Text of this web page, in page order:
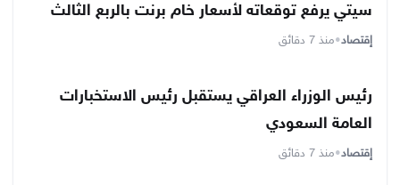
سيتي يرفع توقعاته لأسعار خام برنت بالربع الثالث
إقتصاد•منذ 7 دقائق
رئيس الوزراء العراقي يستقبل رئيس الاستخبارات
العامة السعودي
إقتصاد•منذ 7 دقائق